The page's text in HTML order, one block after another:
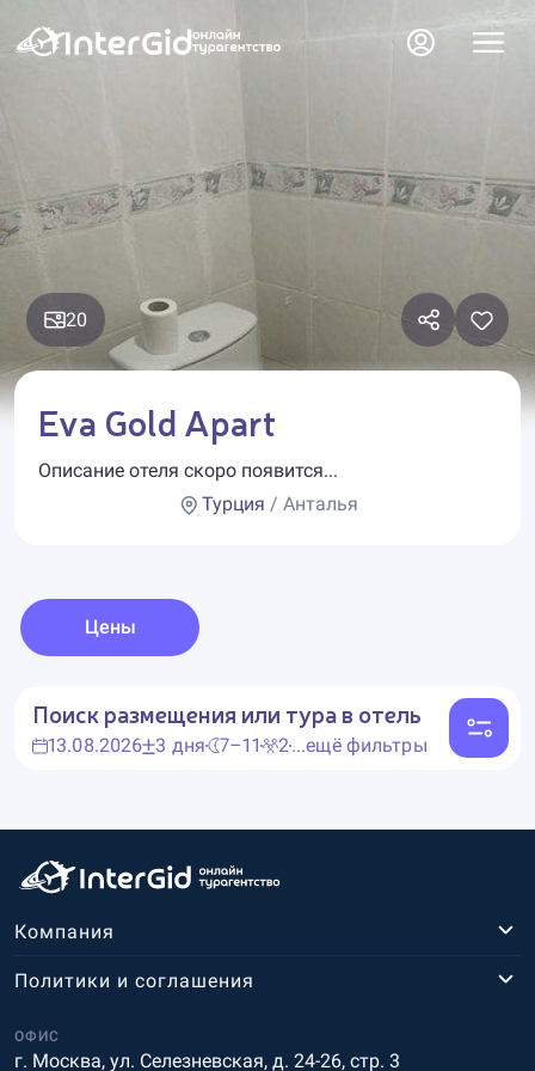
20
Eva Gold Apart
Описание отеля скоро появится...
Турция / Анталья
Цены
Поиск размещения или тура в отель
13.08.2026 3 дня 7–11 2...ещё фильтры
Компания
ОФИС
г. Москва, ул. Селезневская, д. 24-26, стр. 3
Политики и соглашения